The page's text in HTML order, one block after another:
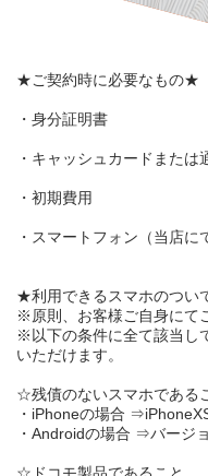
★ご契約時に必要なもの★
・ 身分証明書
・ キャッシュカード または
・ 初期費用
・ スマートフォン （当店に
★利用できるスマホのつい
※原則、 お客様ご自身にて
※以下の条件に全て該当 し
いただけます。
☆残債のないスマホである
・iPhoneの場合 ⇒iPhone
・Androidの場合 ⇒バージ